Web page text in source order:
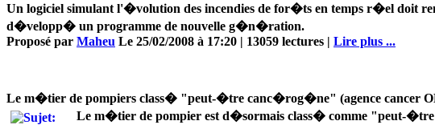
Un logiciel simulant l'�volution des incendies de for�ts en temps r�el doit
d�velopp� un programme de nouvelle g�n�ration.
Proposé par Maheu Le 25/02/2008 à 17:20 | 13059 lectures | Lire plus ...
Le m�tier de pompiers class� "peut-�tre canc�rog�ne" (agence cancer
Le m�tier de pompier est d�sormais class� comme "peut-